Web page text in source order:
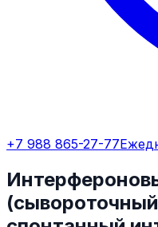
+7 988 865-27-77